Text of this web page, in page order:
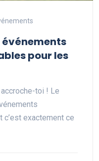
pour les
toi ! Le
c’est exactement ce